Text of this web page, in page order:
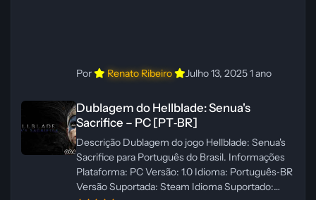
Por Renato Ribeiro Julho 13, 20251 ano
Dublagem do Hellblade: Senua's
Sacrifice – PC [PT‑BR]
Descrição Dublagem do jogo Hellblade: Senua's
Sacrifice para Português do Brasil. Informações
Plataforma: PC Versão: 1.0 Idioma: Português‑BR
Versão Suportada: Steam Idioma Suportado: